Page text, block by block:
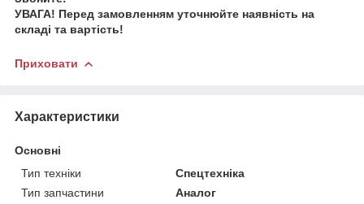
УВАГА! Перед замовленням уточнюйте наявність на
складі та вартість!
Приховати
Характеристики
Основні
Тип техніки
Спецтехніка
Тип запчастини
Аналог